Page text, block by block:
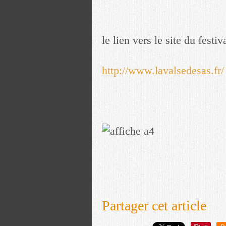
le lien vers le site du
http://www.lavalsedesas.fr/
Partager cet article